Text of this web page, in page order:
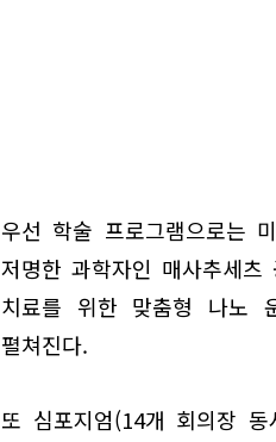
우선 학술 프로그램으로는
저명한 과학자인 매사추세
치료를 위한 맞춤형 나노
펼쳐진다.
또 심포지엄(14개 회의장